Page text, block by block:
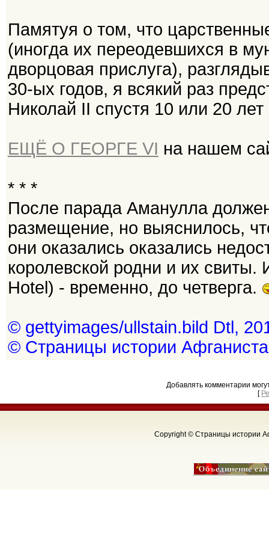
Памятуя о том, что
(иногда их переодевшихся в
дворцовая прислуга),
30-ых годов, я всякий раз
Николай II спустя 10 или 20
ЕЩЁ О ГЕОРГЕ VI на нашем
* * *
После парада Аманулла
размещение, но выяснилось,
они оказались оказались
королевской родни и их свиты.
Hotel) - временно, до четверга.
© gettyimages/ullstain.bild Dtl,
© Страницы истории
Добавлять комментарии
[
Copyright © Страницы истории